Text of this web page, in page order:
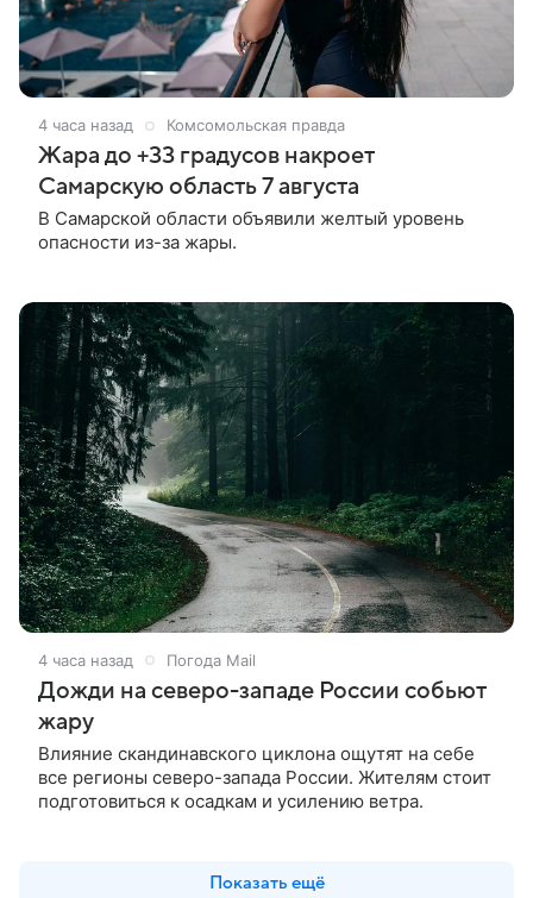
4 часа назад Комсомольская правда
Жара до +33 градусов накроет
Самарскую область 7 августа
В Самарской области объявили желтый уровень
опасности из-за жары.
4 часа назад Погода Mail
Дожди на северо-западе России собьют
жару
Влияние скандинавского циклона ощутят на себе
все регионы северо-запада России. Жителям стоит
подготовиться к осадкам и усилению ветра.
Показать ещё